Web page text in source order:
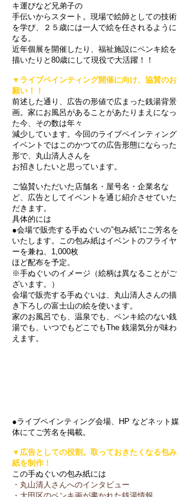
キ運びなど兄弟子の
手伝いからスタート。現場で絵師としての技術
を学び、２５歳には一人で絵を任されるように
なる。
近年個展を開催したり、福祉施設にペンキ絵を
描いたりと80歳にして現役で大活躍！！
▼ライブペインティング開催に向け、協賛のお
願い！！
前述した通り、広告の形値で広まった銭湯背景
画。家にお風呂があることがあたりまえになっ
た今、その数は年々
減少しています。 今回のライブペインティング
イベントではこのかつての広告形態にならった
形で、 丸山清人さんを
お招きしたいと思っています。
ご協賛いただいた店舗名・屋号名・企業名な
ど、広告としてイベントを通じ紹介させていた
だきます。
具体的には
●会場で販売する手ぬぐいの”包み紙”にご芳名を
いたします。この包み紙はイベントのフライヤ
ーを兼ね、 1,000枚
ほど配布を予定。
※手ぬぐいのイメージ（絵柄は異なることがご
ざいます。）
会場で販売する手ぬぐいは、丸山清人さんの描
き下ろしの富士山の絵を使います。
家のお風呂でも、温泉でも、ペンキ絵のない銭
湯でも、いつでもどこでもThe 銭湯気分が味わ
えます。
●ライブペインティング会場、HP などネット媒
体にてご芳名を掲載。
▼広告としての役割。取っておきたくなる包み
紙を制作！
この手ぬぐいの包み紙には
・丸山清人さんへのインタビュー